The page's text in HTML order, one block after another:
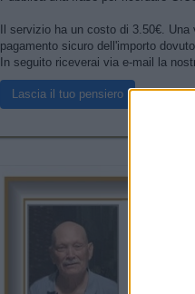
Il servizio ha un costo di 3.50€.
pagamento sicuro dell'importo dovuto.
In seguito riceverai via e-mail la
Lascia il tuo pensiero